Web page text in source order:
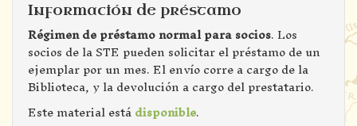
Información de préstamo
Régimen de préstamo normal para socios. Los
socios de la STE pueden solicitar el préstamo de un
ejemplar por un mes. El envío corre a cargo de la
Biblioteca, y la devolución a cargo del prestatario.
Este material estádisponible.